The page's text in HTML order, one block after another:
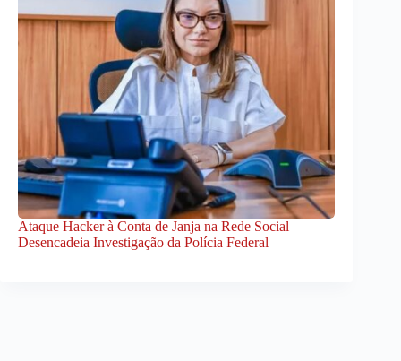
Ataque Hacker à Conta de Janja na Rede Social
Desencadeia Investigação da Polícia Federal